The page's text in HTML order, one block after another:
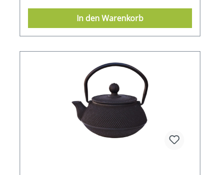
In den Warenkorb